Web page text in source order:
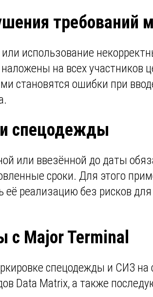
требований
использование
на всех участников
становятся ошибки при
спецодежды
или ввезённой до даты
сроки. Для этого
реализацию без рисков
Major Terminal
спецодежды и СИЗ
Data Matrix, а также